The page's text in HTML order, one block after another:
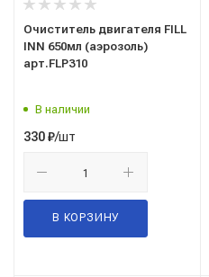
Очиститель двигателя FILL
INN 650мл (аэрозоль)
арт.FLP310
В наличии
330₽/шт
В КОРЗИНУ